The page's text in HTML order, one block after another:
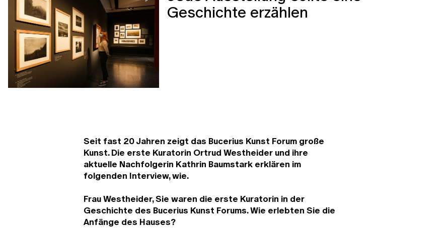
Geschichte erzählen
Seit fast 20 Jahren zeigt das Bucerius Kunst Forum große
Kunst. Die erste Kuratorin Ortrud Westheider und ihre
aktuelle Nachfolgerin Kathrin Baumstark erklären im
folgenden Interview, wie.
Frau Westheider, Sie waren die erste Kuratorin in der
Geschichte des Bucerius Kunst Forums. Wie erlebten Sie die
Anfänge des Hauses?